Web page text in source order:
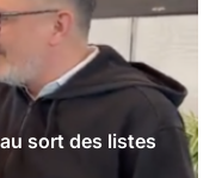
sort des listes